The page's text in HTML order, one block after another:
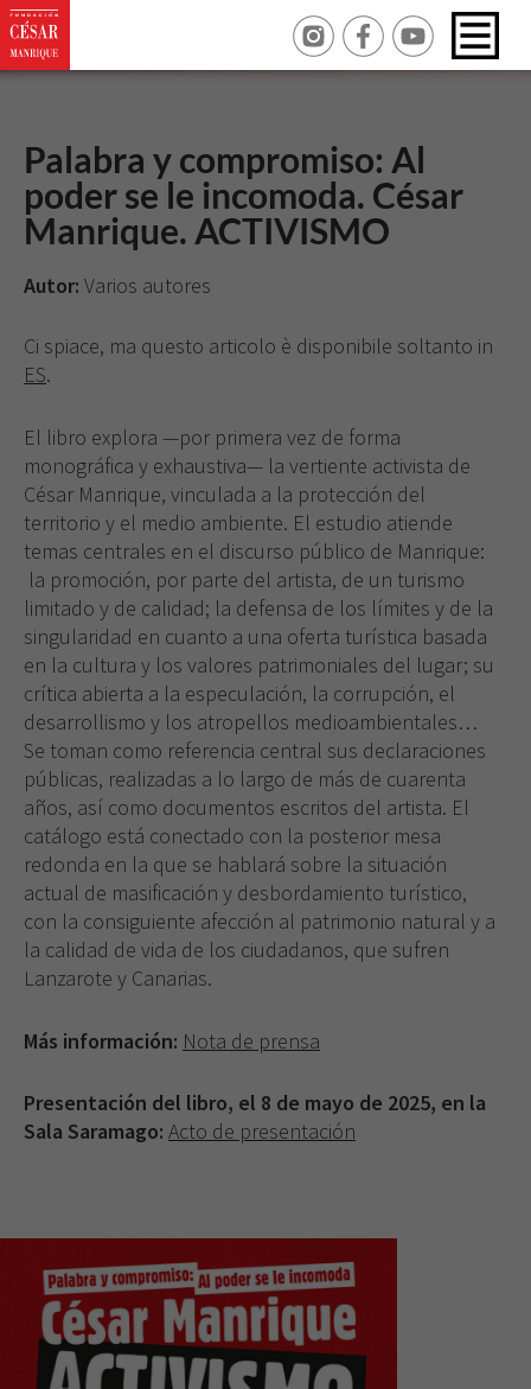
Palabra y compromiso: Al
poder se le incomoda. César
Manrique. ACTIVISMO
Autor: Varios autores
Ci spiace, ma questo articolo è disponibile soltanto in
ES.
El libro explora —por primera vez de forma
monográfica y exhaustiva— la vertiente activista de
César Manrique, vinculada a la protección del
territorio y el medio ambiente. El estudio atiende
temas centrales en el discurso público de Manrique:
la promoción, por parte del artista, de un turismo
limitado y de calidad; la defensa de los límites y de la
singularidad en cuanto a una oferta turística basada
en la cultura y los valores patrimoniales del lugar; su
crítica abierta a la especulación, la corrupción, el
desarrollismo y los atropellos medioambientales…
Se toman como referencia central sus declaraciones
públicas, realizadas a lo largo de más de cuarenta
años, así como documentos escritos del artista. El
catálogo está conectado con la posterior mesa
redonda en la que se hablará sobre la situación
actual de masificación y desbordamiento turístico,
con la consiguiente afección al patrimonio natural y a
la calidad de vida de los ciudadanos, que sufren
Lanzarote y Canarias.
Más información: Nota de prensa
Presentación del libro, el 8 de mayo de 2025, en la
Sala Saramago: Acto de presentación